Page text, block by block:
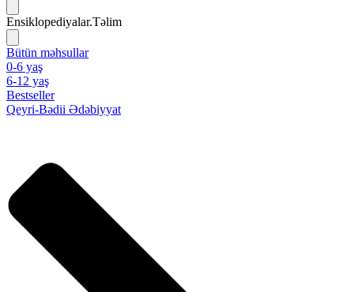
Ensiklopediyalar.Təlim
Bütün məhsullar
0-6 yaş
6-12 yaş
Bestseller
Qeyri-Bədii Ədəbiyyat